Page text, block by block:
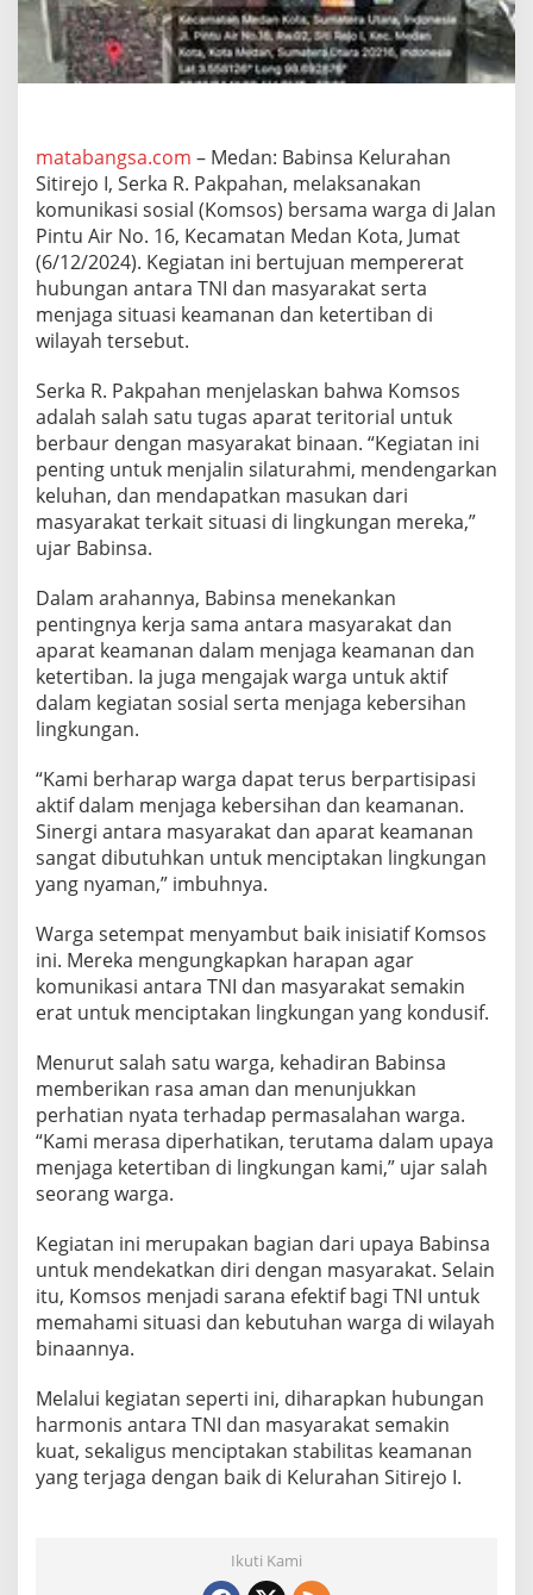
i
r
e
j
e
r
k
u
a
t
S
i
g
i
d
e
n
g
a
a
r
g
a
m
e
u
i
K
m
s
s
matabangsa.com – Medan: Babinsa Kelurahan
Sitirejo I, Serka R. Pakpahan, melaksanakan
komunikasi sosial (Komsos) bersama warga di Jalan
Pintu Air No. 16, Kecamatan Medan Kota, Jumat
(6/12/2024). Kegiatan ini bertujuan mempererat
hubungan antara TNI dan masyarakat serta
menjaga situasi keamanan dan ketertiban di
wilayah tersebut.
Serka R. Pakpahan menjelaskan bahwa Komsos
adalah salah satu tugas aparat teritorial untuk
berbaur dengan masyarakat binaan. “Kegiatan ini
penting untuk menjalin silaturahmi, mendengarkan
keluhan, dan mendapatkan masukan dari
masyarakat terkait situasi di lingkungan mereka,”
ujar Babinsa.
Dalam arahannya, Babinsa menekankan
pentingnya kerja sama antara masyarakat dan
aparat keamanan dalam menjaga keamanan dan
ketertiban. Ia juga mengajak warga untuk aktif
dalam kegiatan sosial serta menjaga kebersihan
lingkungan.
“Kami berharap warga dapat terus berpartisipasi
aktif dalam menjaga kebersihan dan keamanan.
Sinergi antara masyarakat dan aparat keamanan
sangat dibutuhkan untuk menciptakan lingkungan
yang nyaman,” imbuhnya.
Warga setempat menyambut baik inisiatif Komsos
ini. Mereka mengungkapkan harapan agar
komunikasi antara TNI dan masyarakat semakin
erat untuk menciptakan lingkungan yang kondusif.
Menurut salah satu warga, kehadiran Babinsa
memberikan rasa aman dan menunjukkan
perhatian nyata terhadap permasalahan warga.
“Kami merasa diperhatikan, terutama dalam upaya
menjaga ketertiban di lingkungan kami,” ujar salah
seorang warga.
Kegiatan ini merupakan bagian dari upaya Babinsa
untuk mendekatkan diri dengan masyarakat. Selain
itu, Komsos menjadi sarana efektif bagi TNI untuk
memahami situasi dan kebutuhan warga di wilayah
binaannya.
Melalui kegiatan seperti ini, diharapkan hubungan
harmonis antara TNI dan masyarakat semakin
kuat, sekaligus menciptakan stabilitas keamanan
yang terjaga dengan baik di Kelurahan Sitirejo I.
Ikuti Kami